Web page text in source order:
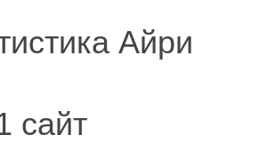
Айри
сайт